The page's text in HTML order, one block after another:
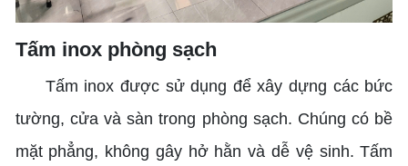
Tấm inox phòng sạch
Tấm inox được sử dụng để xây dựng các bức
tường, cửa và sàn trong phòng sạch. Chúng có bề
mặt phẳng, không gây hở hằn và dễ vệ sinh. Tấm